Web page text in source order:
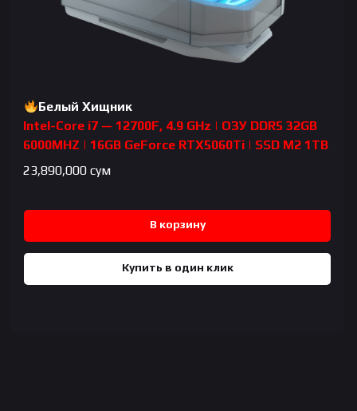
Белый Хищник
Intel-Core i7 — 12700F, 4.9 GHz | ОЗУ DDR5 32GB
6000MHZ | 16GB GeForce RTX5060Ti | SSD M2 1TB
23,890,000 сум
В корзину
Купить в один клик